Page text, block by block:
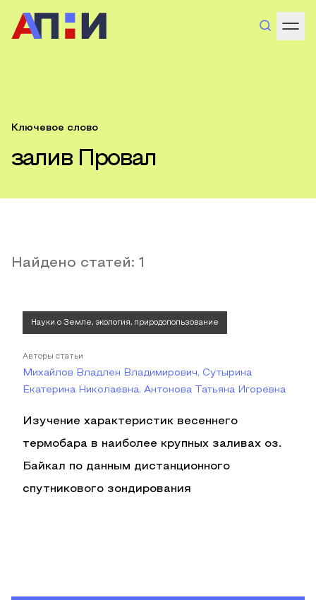
Ключевое слово
залив Провал
Найдено статей: 1
Науки о Земле, экология, природопользование
Авторы статьи
Михайлов Владлен Владимирович, Сутырина
Екатерина Николаевна, Антонова Татьяна Игоревна
Изучение характеристик весеннего
термобара в наиболее крупных заливах оз.
Байкал по данным дистанционного
спутникового зондирования